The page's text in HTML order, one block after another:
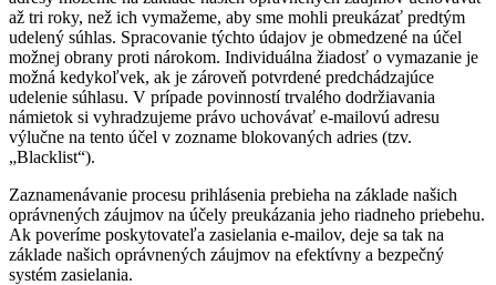
až tri roky, než ich vymažeme, aby sme mohli preukázať predtým
udelený súhlas. Spracovanie týchto údajov je obmedzené na účel
možnej obrany proti nárokom. Individuálna žiadosť o vymazanie je
možná kedykoľvek, ak je zároveň potvrdené predchádzajúce
udelenie súhlasu. V prípade povinností trvalého dodržiavania
námietok si vyhradzujeme právo uchovávať e-mailovú adresu
výlučne na tento účel v zozname blokovaných adries (tzv.
„Blacklist“).
Zaznamenávanie procesu prihlásenia prebieha na základe našich
oprávnených záujmov na účely preukázania jeho riadneho priebehu.
Ak poveríme poskytovateľa zasielania e-mailov, deje sa tak na
základe našich oprávnených záujmov na efektívny a bezpečný
systém zasielania.